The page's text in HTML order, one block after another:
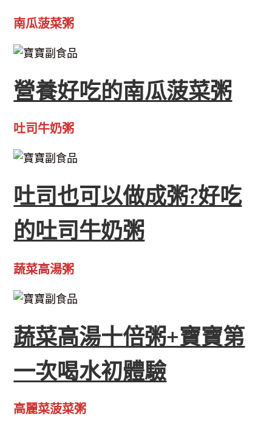
南瓜菠菜粥
營養好吃的南瓜菠菜粥
吐司牛奶粥
吐司也可以做成粥?好吃
的吐司牛奶粥
蔬菜高湯粥
蔬菜高湯十倍粥+寶寶第
一次喝水初體驗
高麗菜菠菜粥